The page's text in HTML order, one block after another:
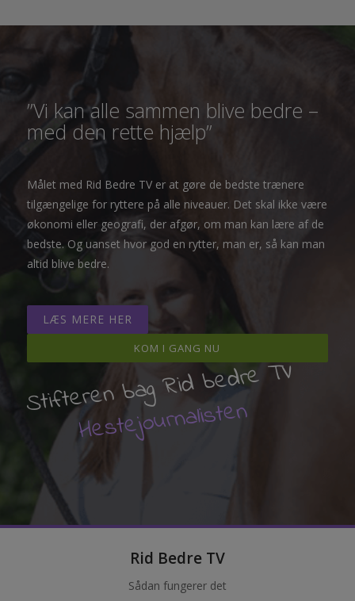
”Vi kan alle sammen blive bedre –
med den rette hjælp”
Målet med Rid Bedre TV er at gøre de bedste trænere
tilgængelige for ryttere på alle niveauer. Det skal ikke være
økonomi eller geografi, der afgør, om man kan lære af de
bedste. Og uanset hvor god en rytter, man er, så kan man
altid blive bedre.
LÆS MERE HER
KOM I GANG NU
Stifteren bag Rid bedre TV
Hestejournalisten
Rid Bedre TV
Sådan fungerer det